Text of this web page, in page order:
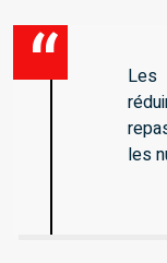
Les
les